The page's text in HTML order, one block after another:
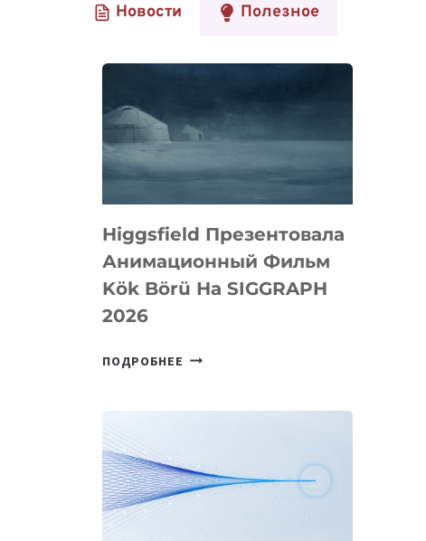
Новости Полезное
Higgsfield Презентовала
Анимационный Фильм
Kök Börü На SIGGRAPH
2026
ПОДРОБНЕЕ HIGGSFIELD
BÖRÜ
НА